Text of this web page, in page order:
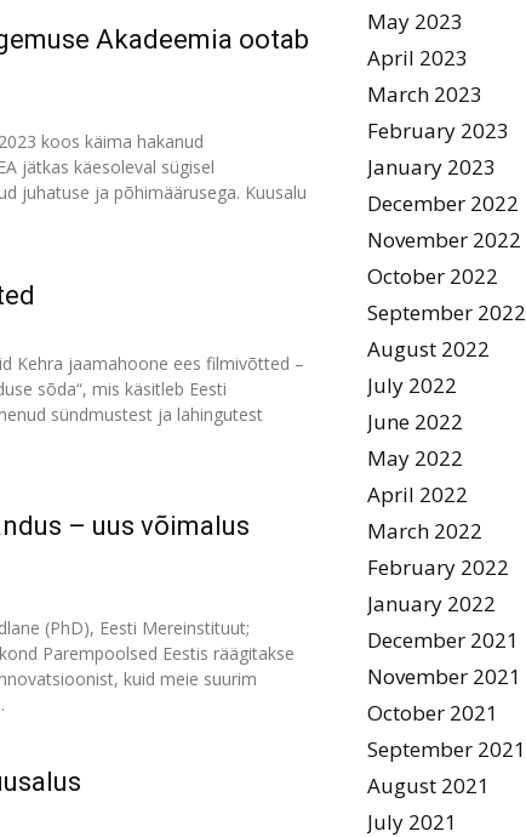
Akadeemia ootab
koos käima hakanud
jätkas käesoleval sügisel
juhatuse ja põhimäärusega. Kuusalu
Kehra jaamahoone ees filmivõtted –
sõda“, mis käsitleb Eesti
sündmustest ja lahingutest
– uus võimalus
(PhD), Eesti Mereinstituut;
Parempoolsed Eestis räägitakse
kuid meie suurim
May 2023
April 2023
March 2023
February 2023
January 2023
December 2022
November 2022
October 2022
September 2022
August 2022
July 2022
June 2022
May 2022
April 2022
March 2022
February 2022
January 2022
December 2021
November 2021
October 2021
September 2021
August 2021
July 2021